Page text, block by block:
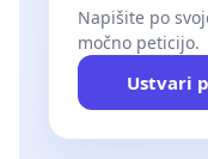
Napišite po
močno peticijo.
Ustvari